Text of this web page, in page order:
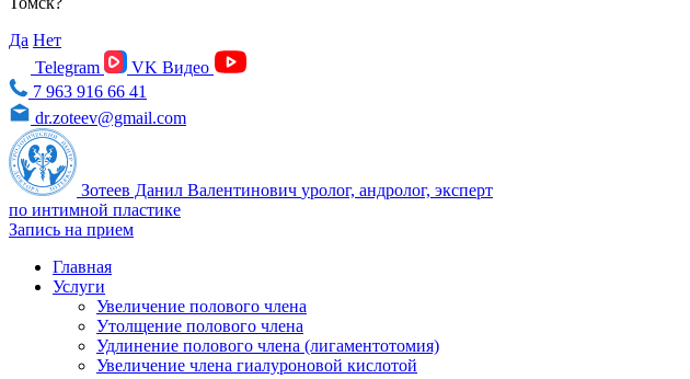
Да Нет
Telegram
VK Видео
7 963 916 66 41
dr.zoteev@gmail.com
Зотеев Данил Валентинович уролог, андролог, эксперт
по интимной пластике
Запись на прием
Главная
Услуги
Увеличение полового члена
Утолщение полового члена
Удлинение полового члена (лигаментотомия)
Увеличение члена гиалуроновой кислотой